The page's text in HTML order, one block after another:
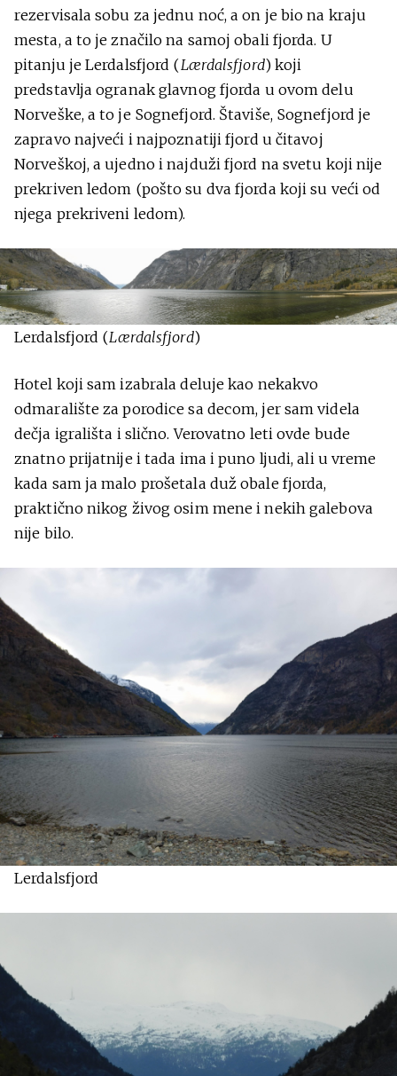
rezervisala sobu za jednu noć, a on je bio na kraju
mesta, a to je značilo na samoj obali fjorda. U
pitanju je Lerdalsfjord (Lærdalsfjord) koji
predstavlja ogranak glavnog fjorda u ovom delu
Norveške, a to je Sognefjord. Štaviše, Sognefjord je
zapravo najveći i najpoznatiji fjord u čitavoj
Norveškoj, a ujedno i najduži fjord na svetu koji nije
prekriven ledom (pošto su dva fjorda koji su veći od
njega prekriveni ledom).
Lerdalsfjord (Lærdalsfjord)
Hotel koji sam izabrala deluje kao nekakvo
odmaralište za porodice sa decom, jer sam videla
dečja igrališta i slično. Verovatno leti ovde bude
znatno prijatnije i tada ima i puno ljudi, ali u vreme
kada sam ja malo prošetala duž obale fjorda,
praktično nikog živog osim mene i nekih galebova
nije bilo.
Lerdalsfjord